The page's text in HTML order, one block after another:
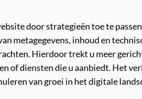
door strategieën toe te
metagegevens, inhoud en
Hierdoor trekt u meer
of diensten die u aanbiedt. Het
van groei in het digitale